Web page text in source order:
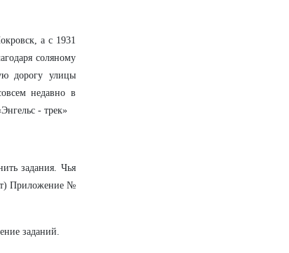
а с 1931
соляному
дорогу улицы
недавно в
- трек»
задания. Чья
Приложение №
заданий.